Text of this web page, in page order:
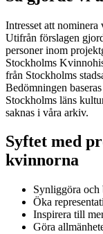
Intresset att
Utifrån förslagen
personer inom
Stockholms
från Stockholms
Bedömningen
Stockholms läns
saknas i våra arkiv.
Syftet med
kvinnorna
Synliggöra och
Öka
Inspirera till
Göra